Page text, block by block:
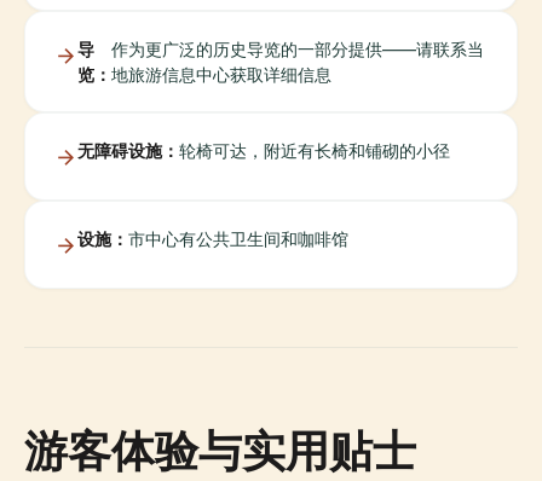
导
览：
作为更广泛的历史导览的一部分提供——请联系当
地旅游信息中心获取详细信息
无障碍设施： 轮椅可达，附近有长椅和铺砌的小径
设施： 市中心有公共卫生间和咖啡馆
游客体验与实用贴士